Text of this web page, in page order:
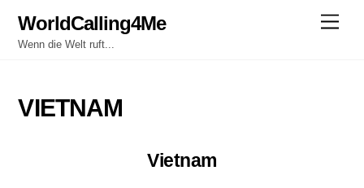
content
WorldCalling4Me
Wenn die Welt ruft...
VIETNAM
Vietnam